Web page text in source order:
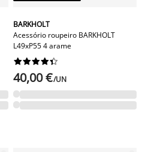
BARKHOLT
Acessório roupeiro BARKHOLT
L49xP55 4 arame






40,00 €/UN